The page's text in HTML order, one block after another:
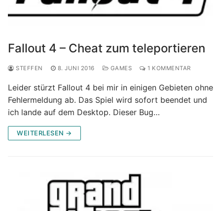
Fallout 4 – Cheat zum teleportieren
STEFFEN 8. JUNI 2016 GAMES 1 KOMMENTAR
Leider stürzt Fallout 4 bei mir in einigen Gebieten ohne
Fehlermeldung ab. Das Spiel wird sofort beendet und
ich lande auf dem Desktop. Dieser Bug…
WEITERLESEN →